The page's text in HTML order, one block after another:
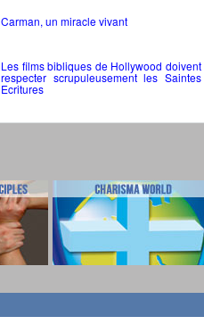
Carman, un miracle vivant
Les films bibliques de Hollywood doivent
respecter scrupuleusement les Saintes
Ecritures